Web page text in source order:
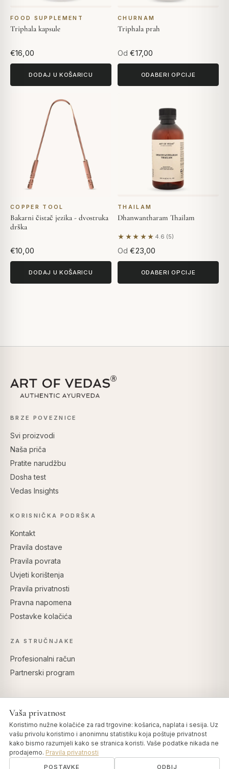
FOOD SUPPLEMENT
Triphala kapsule
€16,00
DODAJ U KOŠARICU
CHURNAM
Triphala prah
Od €17,00
ODABERI OPCIJE
COPPER TOOL
Bakarni čistač jezika - dvostruka
drška
€10,00
DODAJ U KOŠARICU
THAILAM
Dhanwantharam Thailam
★★★★★ 4.6 (5)
Na temelju 5 recenzija
Od €23,00
ODABERI OPCIJE
BRZE POVEZNICE
Svi proizvodi
Naša priča
Pratite narudžbu
Dosha test
Vedas Insights
KORISNIČKA PODRŠKA
Kontakt
Pravila dostave
Pravila povrata
Uvjeti korištenja
Pravila privatnosti
Pravna napomena
Postavke kolačića
ZA STRUČNJAKE
Profesionalni račun
Partnerski program
Vaša privatnost
Koristimo nužne kolačiće za rad trgovine: košarica, naplata i sesija. Uz
vašu privolu koristimo i anonimnu statistiku koja poštuje privatnost
kako bismo razumjeli kako se stranica koristi. Vaše podatke nikada ne
prodajemo. Pravila privatnosti
POSTAVKE ODBIJ